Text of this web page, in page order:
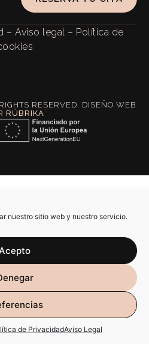
nuestro sitio web y nuestro servicio.
de PrivacidadAviso Legal
– Aviso legal – Política de
RESERVED. DISEÑO WEB
RÚBRIKA